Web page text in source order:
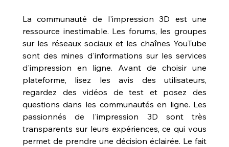
La communauté de l'impression 3D est une
ressource inestimable. Les forums, les groupes
sur les réseaux sociaux et les chaînes YouTube
sont des mines d'informations sur les services
d'impression en ligne. Avant de choisir une
plateforme, lisez les avis des utilisateurs,
regardez des vidéos de test et posez des
questions dans les communautés en ligne. Les
passionnés de l'impression 3D sont très
transparents sur leurs expériences, ce qui vous
permet de prendre une décision éclairée. Le fait